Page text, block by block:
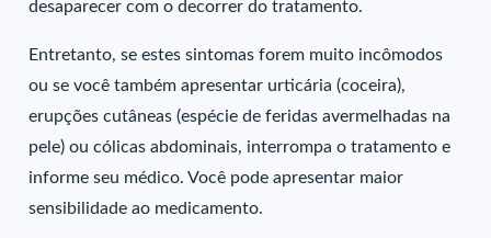
desaparecer com o decorrer do tratamento.
Entretanto, se estes sintomas forem muito incômodos
ou se você também apresentar urticária (coceira),
erupções cutâneas (espécie de feridas avermelhadas na
pele) ou cólicas abdominais, interrompa o tratamento e
informe seu médico. Você pode apresentar maior
sensibilidade ao medicamento.